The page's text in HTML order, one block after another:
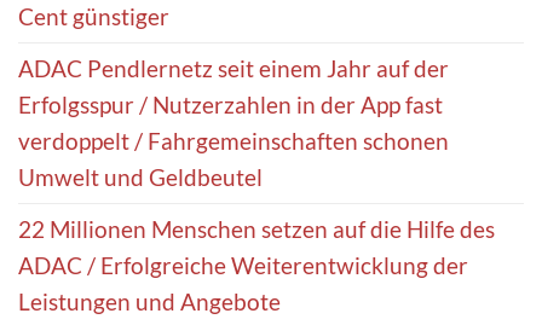
Cent günstiger
ADAC Pendlernetz seit einem Jahr auf der
Erfolgsspur / Nutzerzahlen in der App fast
verdoppelt / Fahrgemeinschaften schonen
Umwelt und Geldbeutel
22 Millionen Menschen setzen auf die Hilfe des
ADAC / Erfolgreiche Weiterentwicklung der
Leistungen und Angebote